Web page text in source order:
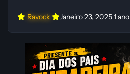
Ravock Janeiro 23, 20251 ano